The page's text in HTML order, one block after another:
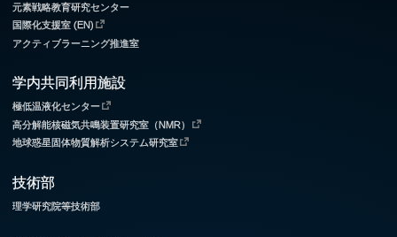
元素戦略教育研究センター
国際化支援室 (EN)
アクティブラーニング推進室
学内共同利用施設
極低温液化センター
高分解能核磁気共鳴装置研究室（NMR）
地球惑星固体物質解析システム研究室
技術部
理学研究院等技術部